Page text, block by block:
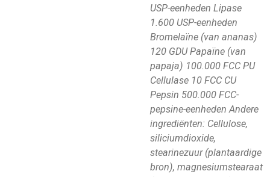
USP-eenheden Lipase
1.600 USP-eenheden
Bromelaïne (van ananas)
120 GDU Papaïne (van
papaja) 100.000 FCC PU
Cellulase 10 FCC CU
Pepsin 500.000 FCC-
pepsine-eenheden Andere
ingrediënten: Cellulose,
siliciumdioxide,
stearinezuur (plantaardige
bron), magnesiumstearaat